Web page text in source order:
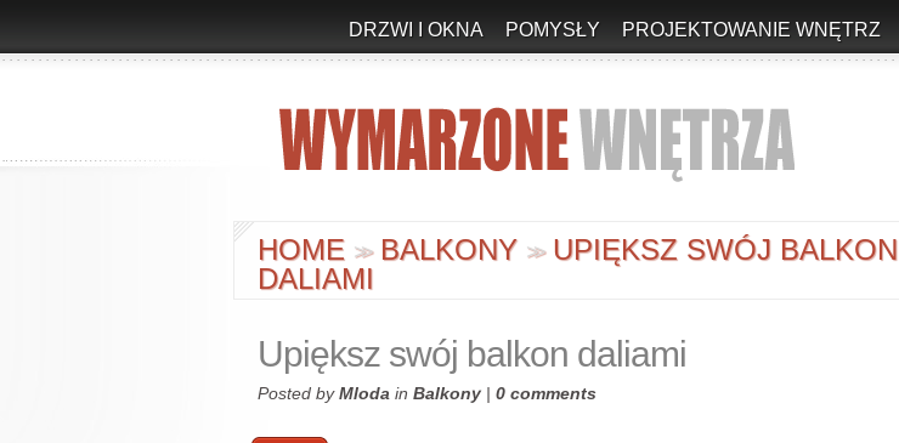
DRZWI I OKNA POMYSŁY PROJEKTOWANIE WNĘTRZ
HOME >> BALKONY >>UPIĘKSZ SWÓJ BALKON
DALIAMI
Upiększ swój balkon daliami
Posted byMloda in Balkony | 0 comments